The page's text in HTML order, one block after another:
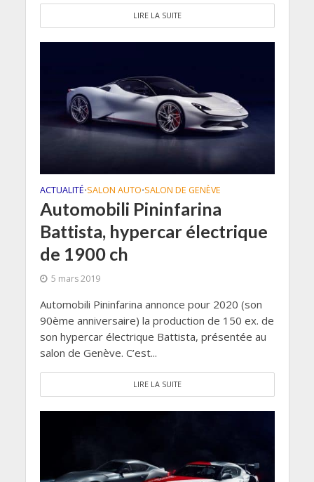
LIRE LA SUITE
ACTUALITÉ•SALON AUTO•SALON DE GENÈVE
Automobili Pininfarina
Battista, hypercar électrique
de 1900 ch
5 mars 2019
Automobili Pininfarina annonce pour 2020 (son
90ème anniversaire) la production de 150 ex. de
son hypercar électrique Battista, présentée au
salon de Genève. C’est...
LIRE LA SUITE